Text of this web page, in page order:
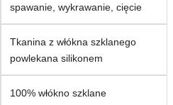
spawanie, wykrawanie, cięcie
Tkanina z włókna szklanego
powlekana silikonem
100% włókno szklane